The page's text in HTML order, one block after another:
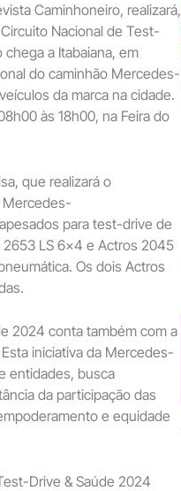
Caminhoneiro, realizará,
Nacional de Test-
a Itabaiana, em
do caminhão Mercedes-
da marca na cidade.
às 18h00, na Feira do
que realizará o
Mercedes-
para test-drive de
LS 6×4 e Actros 2045
Os dois Actros
2024 conta também com a
iniciativa da Mercedes-
entidades, busca
da participação das
e equidade
Drive & Saúde 2024